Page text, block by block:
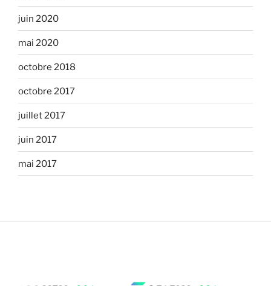
juin 2020
mai 2020
octobre 2018
octobre 2017
juillet 2017
juin 2017
mai 2017